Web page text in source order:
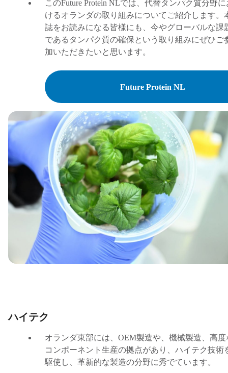
このFuture Protein NLでは、代替タンパク質分野に
けるオランダの取り組みについてご紹介します。
誌をお読みになる皆様にも、今やグローバルな課
であるタンパク質の確保という取り組みにぜひご
加いただきたいと思います。
Future Protein NL
ハイテク
オランダ東部には、 OEM製造や、機械製造、高度
コンポーネント生産の拠点があり、ハイテク技術
駆使し、革新的な製造の分野に秀でています。